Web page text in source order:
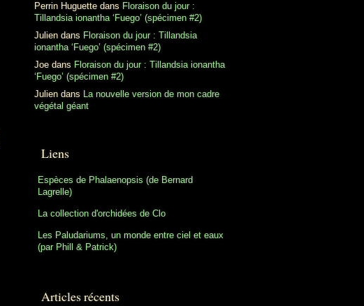
Perrin Huguette dans Floraison du jour :
Tillandsia ionantha ‘Fuego’ (spécimen #2)
Julien dans Floraison du jour : Tillandsia
ionantha ‘Fuego’ (spécimen #2)
Joe dans Floraison du jour : Tillandsia ionantha
‘Fuego’ (spécimen #2)
Julien dans La nouvelle version de mon cadre
végétal géant
Liens
Espèces de Phalaenopsis (de Bernard
Lagrelle)
La collection d'orchidées de Clo
Les Paludariums, un monde entre ciel et eaux
(par Phill & Patrick)
Articles récents